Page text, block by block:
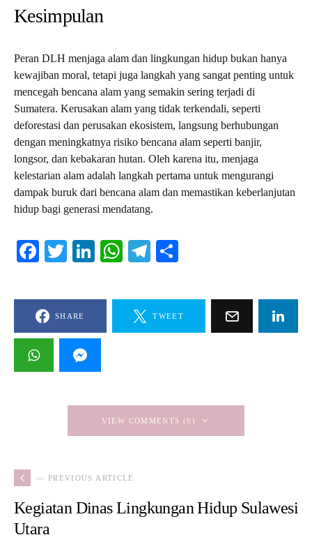
Kesimpulan
Peran DLH menjaga alam dan lingkungan hidup bukan hanya
kewajiban moral, tetapi juga langkah yang sangat penting untuk
mencegah bencana alam yang semakin sering terjadi di
Sumatera. Kerusakan alam yang tidak terkendali, seperti
deforestasi dan perusakan ekosistem, langsung berhubungan
dengan meningkatnya risiko bencana alam seperti banjir,
longsor, dan kebakaran hutan. Oleh karena itu, menjaga
kelestarian alam adalah langkah pertama untuk mengurangi
dampak buruk dari bencana alam dan memastikan keberlanjutan
hidup bagi generasi mendatang.
Facebook
TwitterLinkedIn
WhatsApp
Telegram
SHARE TWEET
VIEW COMMENTS (0)
— PREVIOUS ARTICLE
Kegiatan Dinas Lingkungan Hidup Sulawesi
Utara